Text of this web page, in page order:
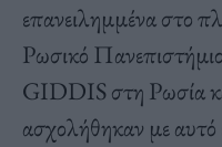
επανειλημμένα στο
Ρωσικό
GIDDIS στη Ρωσία
ασχολήθηκαν με αυτό